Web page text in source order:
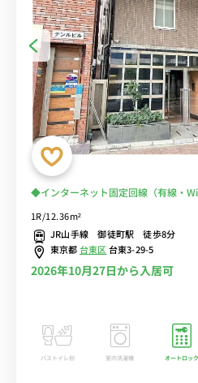
◆インターネット固定回線（有線・
済♪佐竹商店街＆多慶屋で楽しいお買
1R/12.36m²
JR山手線 御徒町駅 徒歩8分
東京都台東区台東3-29-5
2026年10月27日から入居可
バストイレ別 室内洗濯機 オートロック